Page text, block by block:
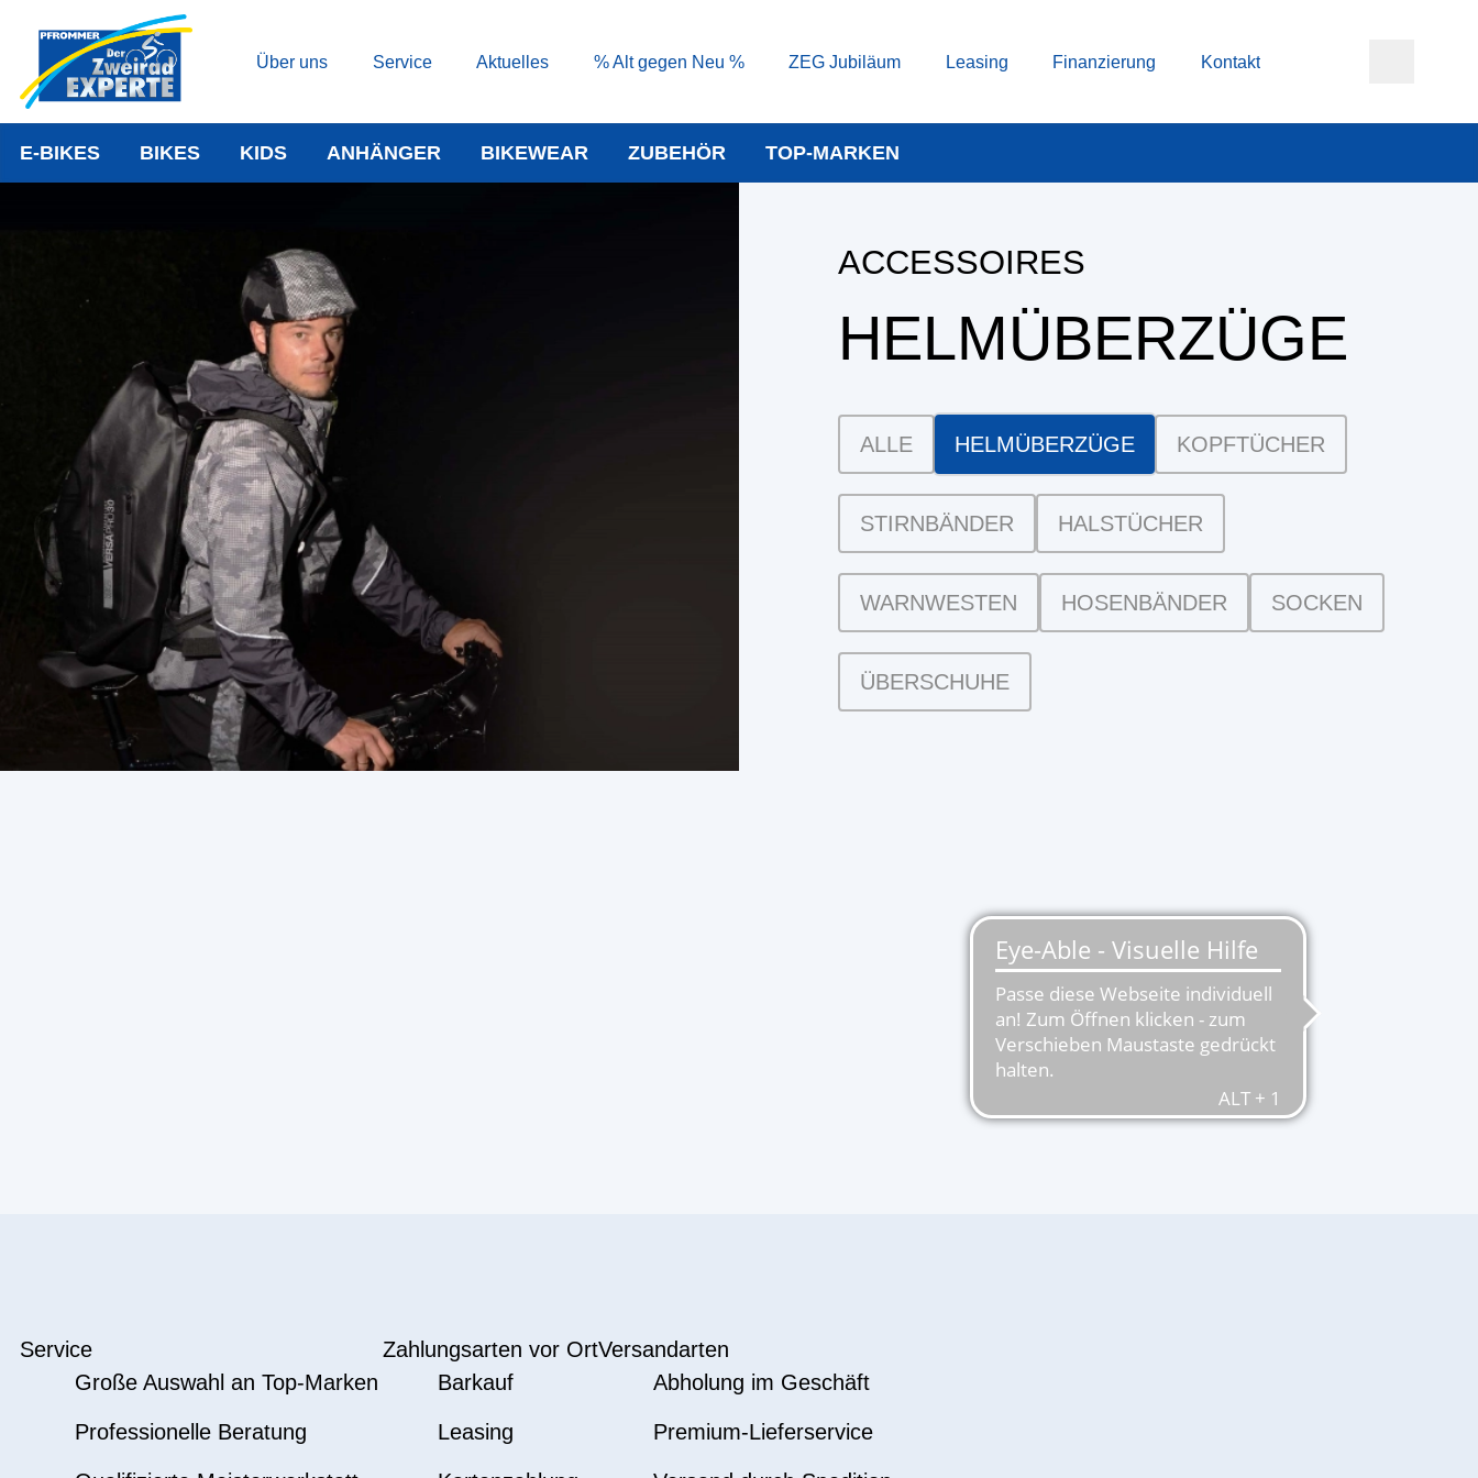
Über uns Service Aktuelles % Alt gegen Neu % ZEG Jubiläum Leasing Finanzierung Kontakt
E-BIKES BIKES KIDS ANHÄNGER BIKEWEAR ZUBEHÖR TOP-MARKEN
ACCESSOIRES
HELMÜBERZÜGE
ALLE HELMÜBERZÜGE KOPFTÜCHER
STIRNBÄNDER HALSTÜCHER
WARNWESTEN HOSENBÄNDER SOCKEN
ÜBERSCHUHE
Service
Große Auswahl an Top-Marken
Professionelle Beratung
Zahlungsarten vor Ort
Barkauf
Leasing
Versandarten
Abholung im Geschäft
Premium-Lieferservice